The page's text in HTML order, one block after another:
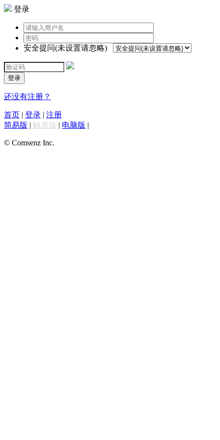
登录
安全提问(未设置请忽略)
登录
还没有注册？
首页 | 登录 | 注册
简易版 | 触屏版 | 电脑版 |
© Comsenz Inc.